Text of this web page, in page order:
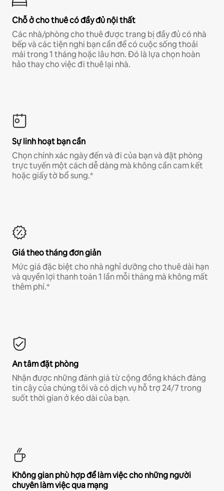
Chỗ ở cho thuê có đầy đủ nội thất
Các nhà/phòng cho thuê được trang bị đầy đủ có nhà
bếp và các tiện nghi bạn cần để có cuộc sống thoải
mái trong 1 tháng hoặc lâu hơn. Đó là lựa chọn hoàn
hảo thay cho việc đi thuê lại nhà.
Sự linh hoạt bạn cần
Chọn chính xác ngày đến và đi của bạn và đặt phòng
trực tuyến một cách dễ dàng mà không cần cam kết
hoặc giấy tờ bổ sung.*
Giá theo tháng đơn giản
Mức giá đặc biệt cho nhà nghỉ dưỡng cho thuê dài hạn
và quyền lợi thanh toán 1 lần mỗi tháng mà không mất
thêm phí.*
An tâm đặt phòng
Nhận được những đánh giá từ cộng đồng khách đáng
tin cậy của chúng tôi và có dịch vụ hỗ trợ 24/7 trong
suốt thời gian ở kéo dài của bạn.
Không gian phù hợp để làm việc cho những người
chuyên làm việc qua mạng